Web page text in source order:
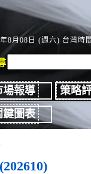
8月08日 (週六) 台灣時
場報導
策略
鍵圖表